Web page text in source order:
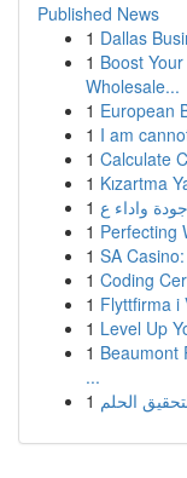
Published News
1 Dallas
1 Boost
Wholesale...
1 European
1 I am
1 Calculate
1 Kızartma
1
1 Perfecting
1 SA
1 Coding
1 Flyttfirma i
1 Level Up
1 Beaumont
...
1 الحلم